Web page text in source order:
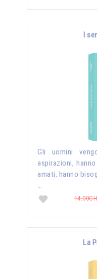
I
Gli uomini
aspirazioni,
amati, hanno
…
La